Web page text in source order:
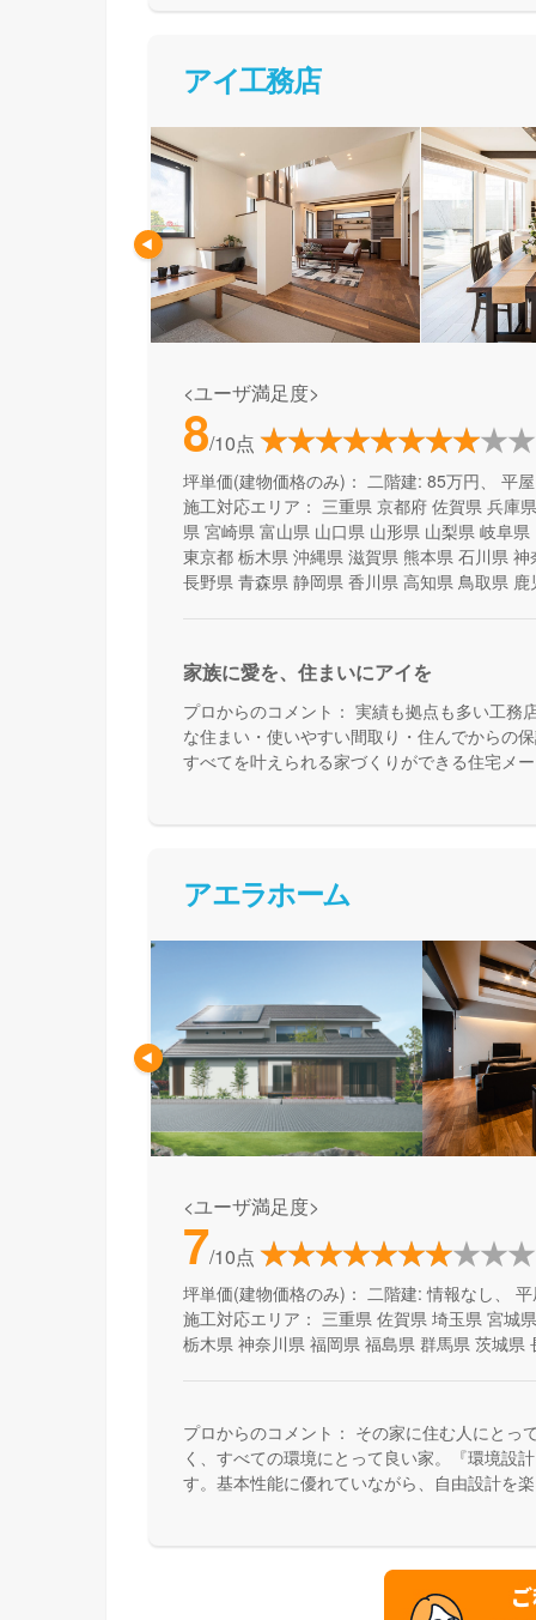
アイ工務店
<ユーザ満足度>
8/10点
坪単価(建物価格のみ)： 二階建: 85万円、 平
施工対応エリア： 三重県 京都府 佐賀県 兵庫
県 宮崎県 富山県 山口県 山形県 山梨県 岐阜県
東京都 栃木県 沖縄県 滋賀県 熊本県 石川県 神
長野県 青森県 静岡県 香川県 高知県 鳥取県 鹿
家族に愛を、住まいにアイを
プロからのコメント： 実績も拠点も多い工務
な住まい・使いやすい間取り・住んでからの
すべてを叶えられる家づくりができる住宅メ
アエラホーム
<ユーザ満足度>
7/10点
坪単価(建物価格のみ)： 二階建: 情報なし、
施工対応エリア： 三重県 佐賀県 埼玉県 宮城
栃木県 神奈川県 福岡県 福島県 群馬県 茨城県
プロからのコメント： その家に住む人にとっ
く、すべての環境にとって良い家。『環境設
す。基本性能に優れていながら、自由設計を